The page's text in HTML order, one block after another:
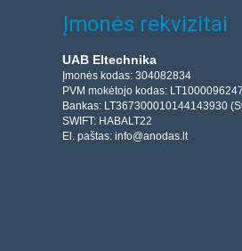
Įmonės rekvizitai
UAB Eltechnika
Įmonės kodas: 304082834
PVM mokėtojo kodas:
Bankas: LT367300010144143930
SWIFT: HABALT22
El. paštas: info@anodas.lt